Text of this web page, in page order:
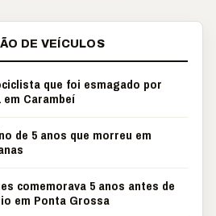
DE VEÍCULOS
que foi esmagado por
em Carambeí
de 5 anos que morreu em
comemorava 5 anos antes de
em Ponta Grossa